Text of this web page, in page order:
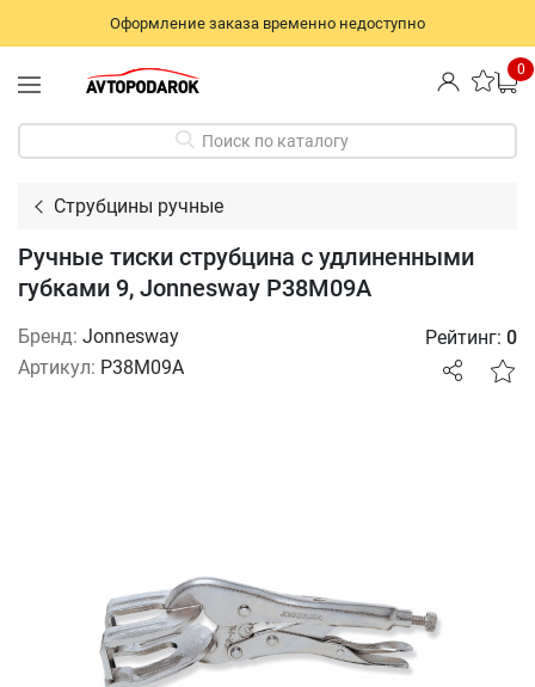
Оформление заказа временно недоступно
0
Поиск по каталогу
Струбцины ручные
Ручные тиски струбцина с удлиненными
губками 9, Jonnesway P38M09A
Бренд: Jonnesway
Артикул: P38M09A
Рейтинг: 0